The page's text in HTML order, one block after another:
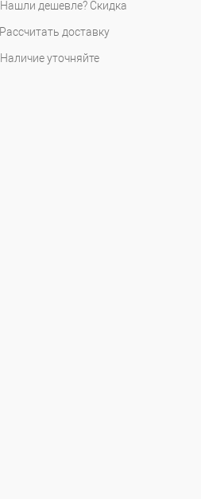
Нашли дешевле? Скидка
Рассчитать доставку
Наличие уточняйте